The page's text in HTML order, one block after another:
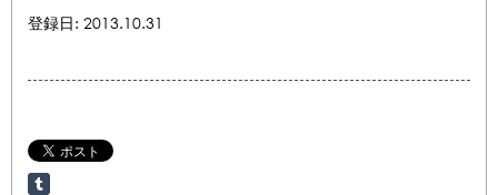
登録日: 2013.10.31